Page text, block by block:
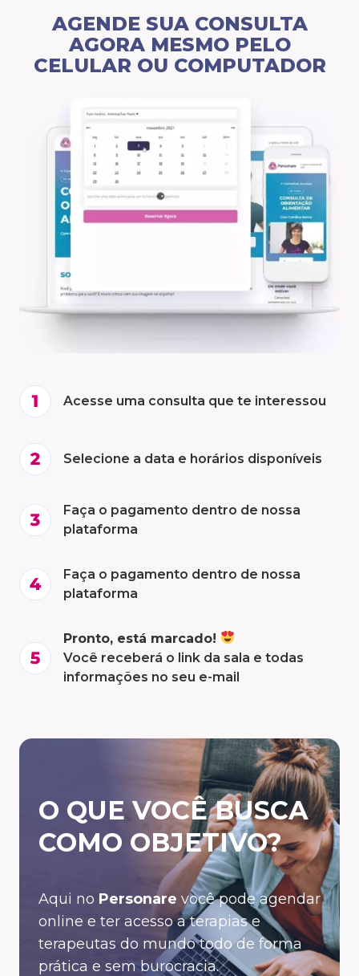
AGENDE SUA CONSULTA
AGORA MESMO PELO
CELULAR OU COMPUTADOR
Acesse uma consulta que te interessou
Selecione a data e horários disponíveis
Faça o pagamento dentro de nossa
plataforma
Faça o pagamento dentro de nossa
plataforma
Pronto, está marcado!
Você receberá o link da sala e todas
informações no seu e-mail
O QUE VOCÊ BUSCA
COMO OBJETIVO?
Aqui no Personare você pode agendar
online e ter acesso a terapias e
terapeutas do mundo todo de forma
prática e sem burocracia.